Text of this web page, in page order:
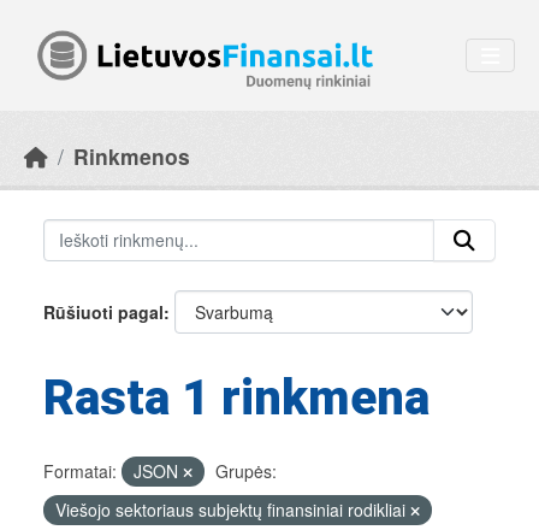
Rinkmenos
Rūšiuoti pagal
Rasta 1 rinkmena
Formatai: JSON
Grupės:
Viešojo sektoriaus subjektų finansiniai rodikliai